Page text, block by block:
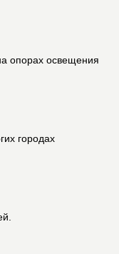
опорах освещения
городах